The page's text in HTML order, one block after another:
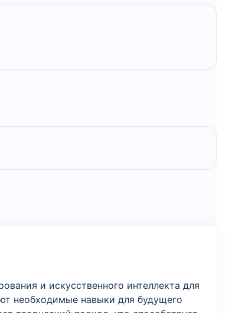
и искусственного интеллекта для
необходимые навыки для будущего